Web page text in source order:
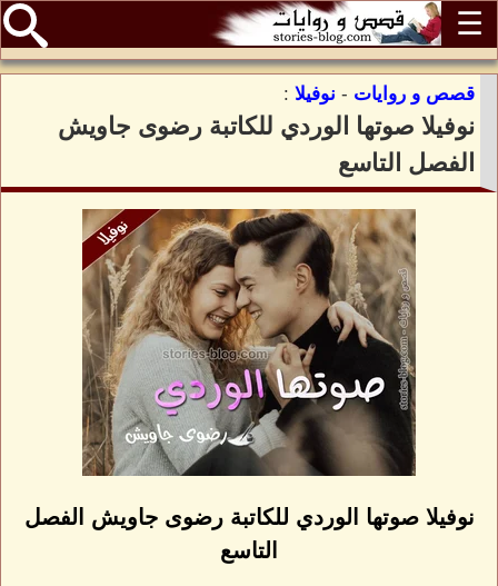
☰
قصص و روايات - نوفيلا :
نوفيلا صوتها الوردي للكاتبة رضوى جاويش
الفصل التاسع
نوفيلا صوتها الوردي للكاتبة رضوى جاويش الفصل
التاسع